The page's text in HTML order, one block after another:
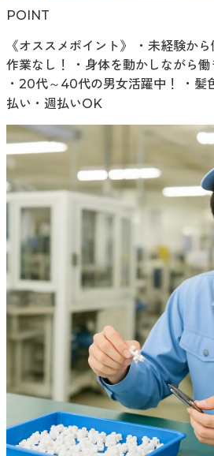
POINT
《オススメポイント》 ・未経験か
作業なし！ ・身体を動かしながら働
・20代～40代の男女活躍中！ ・髪
払い・週払いOK